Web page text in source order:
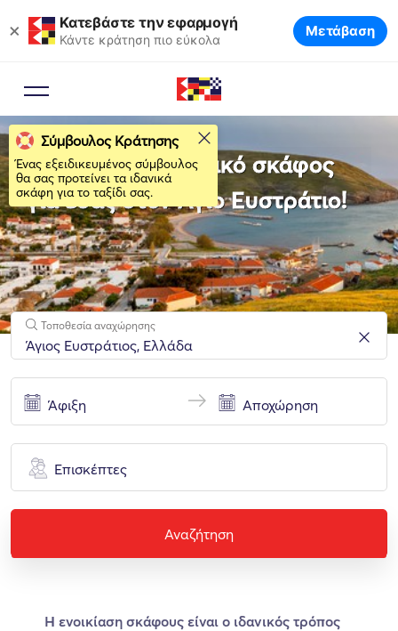
× Κατεβάστε την εφαρμογή
Κάντε κράτηση πιο εύκολα Μετάβαση
Νοικιάστε το ιδανικό σκάφος
για εσάς στον Άγιο Ευστράτιο!
Τοποθεσία αναχώρησης
Επισκέπτες
Αναζήτηση
H ενοικίαση σκάφους είναι ο ιδανικός τρόπος
Σύμβουλος Κράτησης
Ένας εξειδικευμένος σύμβουλος
θα σας προτείνει τα ιδανικά
σκάφη για το ταξίδι σας.